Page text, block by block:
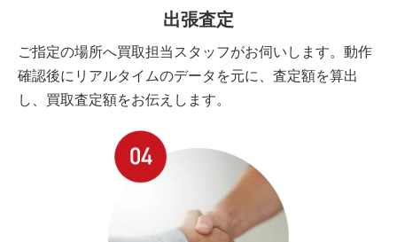
出張査定
ご指定の場所へ買取担当スタッフがお伺いします。動作
確認後にリアルタイムのデータを元に、査定額を算出
し、買取査定額をお伝えします。